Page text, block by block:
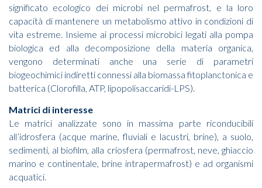
significato ecologico dei microbi nel permafrost, e la loro
capacità di mantenere un metabolismo attivo in condizioni di
vita estreme. Insieme ai processi microbici legati alla pompa
biologica ed alla decomposizione della materia organica,
vengono determinati anche una serie di parametri
biogeochimici indiretti connessi alla biomassa fitoplanctonica e
batterica (Clorofilla, ATP, lipopolisaccaridi-LPS).
Matrici di interesse
Le matrici analizzate sono in massima parte riconducibili
all’idrosfera (acque marine, fluviali e lacustri, brine), a suolo,
sedimenti, al biofilm, alla criosfera (permafrost, neve, ghiaccio
marino e continentale, brine intrapermafrost) e ad organismi
acquatici.